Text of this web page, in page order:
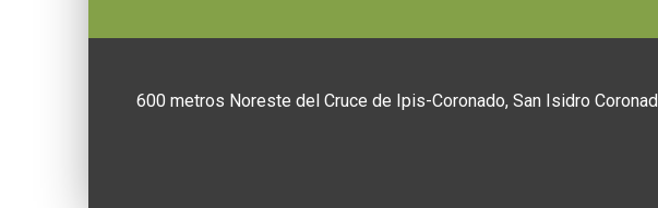
600 metros Noreste del Cruce de Ipis-Coronado, San Isidro